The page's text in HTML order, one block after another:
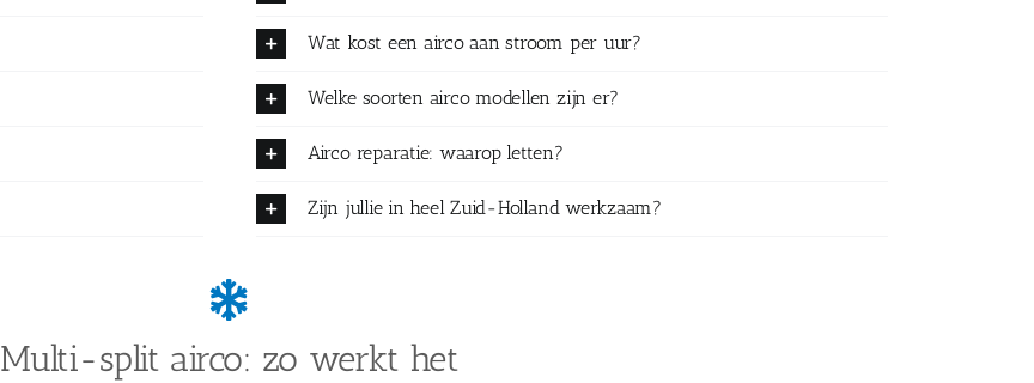
Wat kost een airco aan stroom per uur?
Welke soorten airco modellen zijn er?
Airco reparatie: waarop letten?
Zijn jullie in heel Zuid-Holland werkzaam?
Multi-split airco: zo werkt het